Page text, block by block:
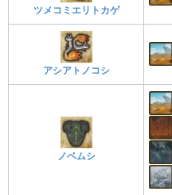
ツメコミエリトカゲ
アシアトノコシ
ノベムシ